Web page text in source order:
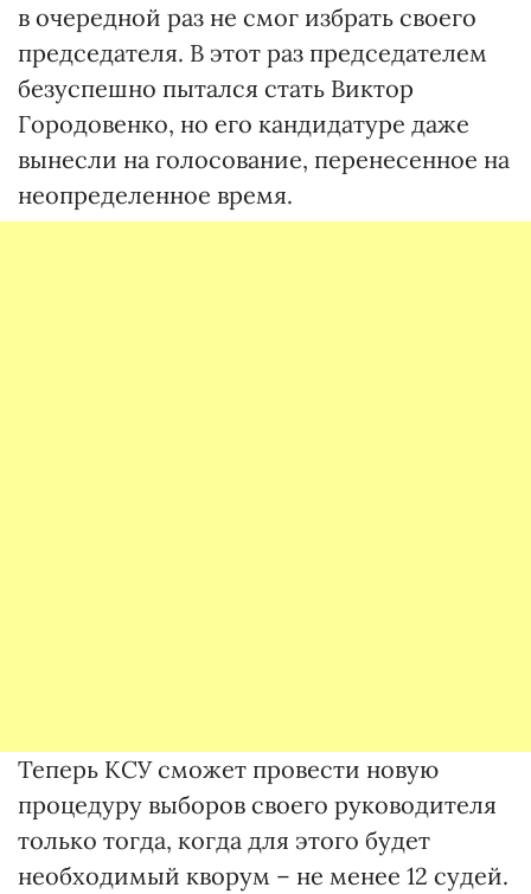
в очередной раз не смог избрать своего
председателя. В этот раз председателем
безуспешно пытался стать Виктор
Городовенко, но его кандидатуре даже
вынесли на голосование, перенесенное на
неопределенное время.
Теперь КСУ сможет провести новую
процедуру выборов своего руководителя
только тогда, когда для этого будет
необходимый кворум – не менее 12 судей.